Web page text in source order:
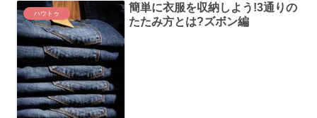
ハウトゥ
簡単に衣服を収納しよう!3通りの
たたみ方とは?ズボン編